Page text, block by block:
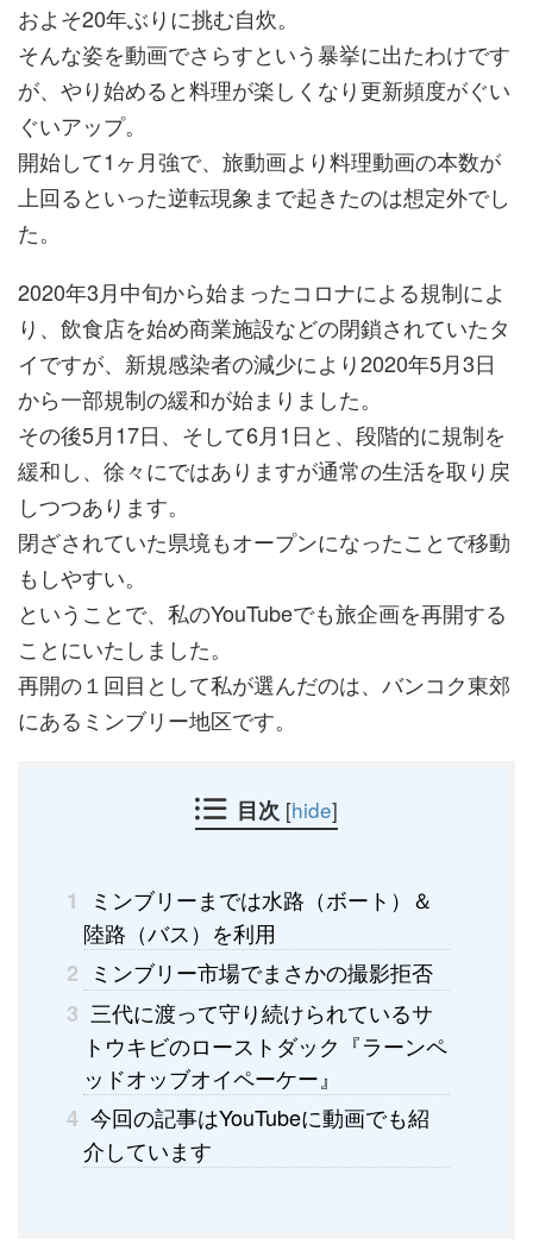
およそ20年ぶりに挑む自炊。
そんな姿を動画でさらすという暴挙に出たわけです
が、やり始めると料理が楽しくなり更新頻度がぐい
ぐいアップ。
開始して1ヶ月強で、旅動画より料理動画の本数が
上回るといった逆転現象まで起きたのは想定外でし
た。
2020年3月中旬から始まったコロナによる規制によ
り、飲食店を始め商業施設などの閉鎖されていたタ
イですが、新規感染者の減少により2020年5月3日
から一部規制の緩和が始まりました。
その後5月17日、そして6月1日と、段階的に規制を
緩和し、徐々にではありますが通常の生活を取り戻
しつつあります。
閉ざされていた県境もオープンになったことで移動
もしやすい。
ということで、私のYouTubeでも旅企画を再開する
ことにいたしました。
再開の１回目として私が選んだのは、バンコク東郊
にあるミンブリー地区です。
目次 [hide]
1
ミンブリーまでは水路（ボート）＆
陸路（バス）を利用
2 ミンブリー市場でまさかの撮影拒否
3 三代に渡って守り続けられているサ
トウキビのローストダック『ラーンペ
ッドオッブオイペーケー』
4 今回の記事はYouTubeに動画でも紹
介しています